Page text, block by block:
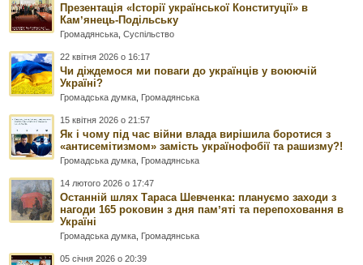
Презентація «Історії української Конституції» в
Камʼянець-Подільську
Громадянська ,Суспільство
22 квітня 2026 о 16:17
Чи діждемося ми поваги до українців у воюючій
Україні?
Громадська думка Громадянська
15 квітня 2026 о 21:57
Як і чому під час війни влада вирішила боротися з
«антисемітизмом» замість українофобії та рашизму?!
Громадська думка Громадянська
14 лютого 2026 о 17:47
Останній шлях Тараса Шевченка: плануємо заходи з
нагоди 165 роковин з дня памʼяті та перепоховання в
Україні
Громадська думка Громадянська
05 січня 2026 о 20:39